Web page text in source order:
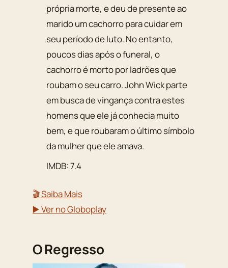
própria morte, e deu de presente ao
marido um cachorro para cuidar em
seu período de luto. No entanto,
poucos dias após o funeral, o
cachorro é morto por ladrões que
roubam o seu carro. John Wick parte
em busca de vingança contra estes
homens que ele já conhecia muito
bem, e que roubaram o último símbolo
da mulher que ele amava.
IMDB: 7.4
🎬 Saiba Mais
▶️ Ver no Globoplay
O Regresso